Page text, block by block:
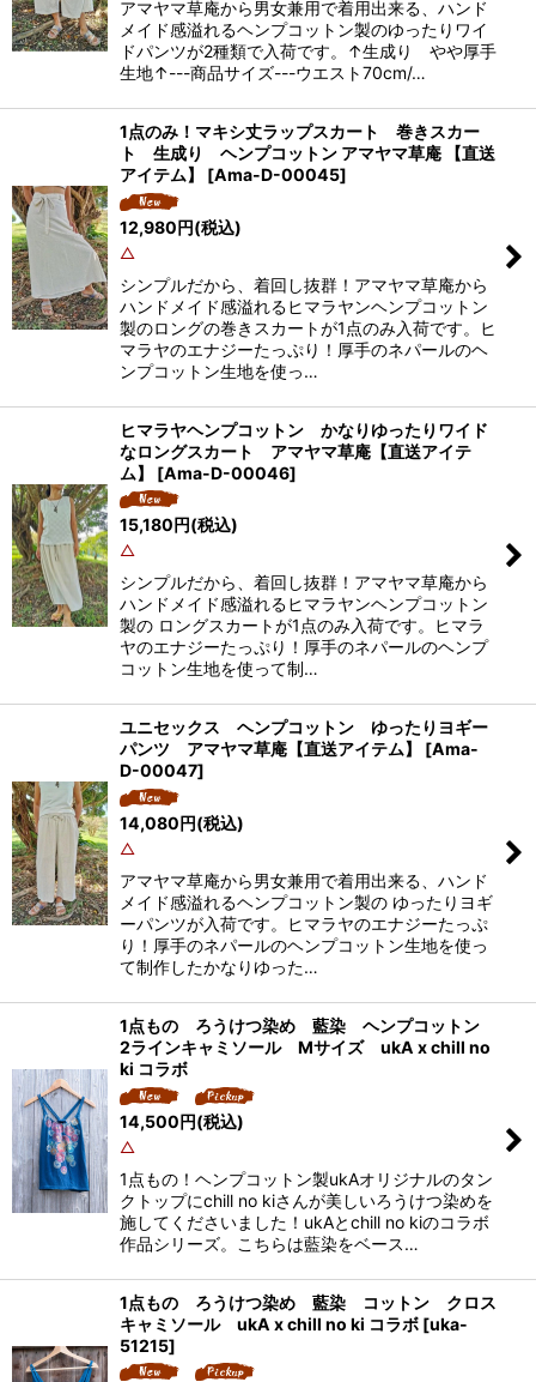
アマヤマ草庵から男女兼用で着用出来る、ハンド
メイド感溢れるヘンプコットン製のゆったりワイ
ドパンツが2種類で入荷です。↑生成り やや厚手
生地↑---商品サイズ---ウエスト70cm/…
1点のみ！マキシ丈ラップスカート 巻きスカー
ト 生成り ヘンプコットン アマヤマ草庵 【直送
アイテム】
[Ama-D-00045]
12,980円(税込)
△
シンプルだから、着回し抜群！アマヤマ草庵から
ハンドメイド感溢れるヒマラヤンヘンプコットン
製のロングの巻きスカートが1点のみ入荷です。ヒ
マラヤのエナジーたっぷり！厚手のネパールのヘ
ンプコットン生地を使っ…
ヒマラヤヘンプコットン かなりゆったりワイド
なロングスカート アマヤマ草庵【直送アイテ
ム】
[Ama-D-00046]
15,180円(税込)
△
シンプルだから、着回し抜群！アマヤマ草庵から
ハンドメイド感溢れるヒマラヤンヘンプコットン
製の ロングスカートが1点のみ入荷です。ヒマラ
ヤのエナジーたっぷり！厚手のネパールのヘンプ
コットン生地を使って制…
ユニセックス ヘンプコットン ゆったりヨギー
パンツ アマヤマ草庵【直送アイテム】
[Ama-
D-00047]
14,080円(税込)
△
アマヤマ草庵から男女兼用で着用出来る、ハンド
メイド感溢れるヘンプコットン製の ゆったりヨギ
ーパンツが入荷です。ヒマラヤのエナジーたっぷ
り！厚手のネパールのヘンプコットン生地を使っ
て制作したかなりゆった…
1点もの ろうけつ染め 藍染 ヘンプコットン
2ラインキャミソール Mサイズ ukA x chill no
ki コラボ
14,500円(税込)
△
1点もの！ヘンプコットン製ukAオリジナルのタン
クトップにchill no kiさんが美しいろうけつ染めを
施してくださいました！ukAとchill no kiのコラボ
作品シリーズ。こちらは藍染をベース…
1点もの ろうけつ染め 藍染 コットン クロス
キャミソール ukA x chill no ki コラボ [uka-
51215]